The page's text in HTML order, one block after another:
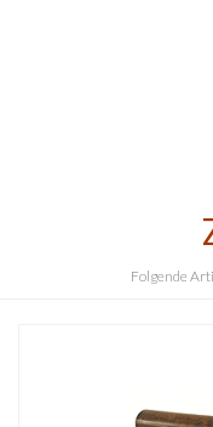
Folgende